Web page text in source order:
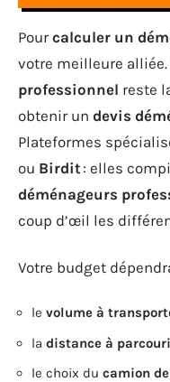
Pourcalculer un
votre meilleure alliée.
professionnel reste
obtenir un devis
Plateformes
ou Birdit: elles
déménageurs
coup d’œil les
Votre budget
le volume à
la distance à
le choix du camion